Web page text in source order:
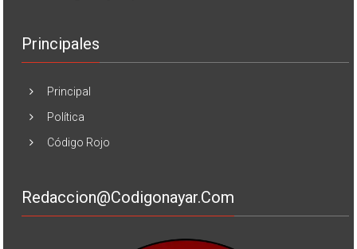
Principales
Principal
Política
Código Rojo
Redaccion@codigonayar.com